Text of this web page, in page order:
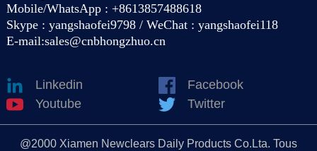
Mobile/WhatsApp : +8613857488618
Skype : yangshaofei9798 / WeChat : yangshaofei118
E-mail:sales@cnbhongzhuo.cn
Linkedin
Facebook
Youtube
Twitter
@2000 Xiamen Newclears Daily Products Co.Lta. Tous